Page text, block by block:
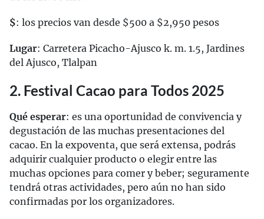
$: los precios van desde $500 a $2,950 pesos
Lugar: Carretera Picacho-Ajusco k. m. 1.5, Jardines
del Ajusco, Tlalpan
2. Festival Cacao para Todos 2025
Qué esperar: es una oportunidad de convivencia y
degustación de las muchas presentaciones del
cacao. En la expoventa, que será extensa, podrás
adquirir cualquier producto o elegir entre las
muchas opciones para comer y beber; seguramente
tendrá otras actividades, pero aún no han sido
confirmadas por los organizadores.